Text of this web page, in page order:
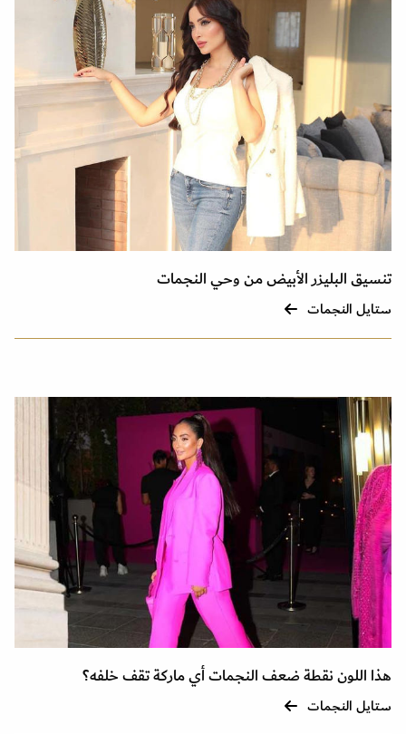
تنسيق البليزر الأبيض من وحي النجمات
ستايل النجمات
هذا اللون نقطة ضعف النجمات أي ماركة تقف خلفه؟
ستايل النجمات